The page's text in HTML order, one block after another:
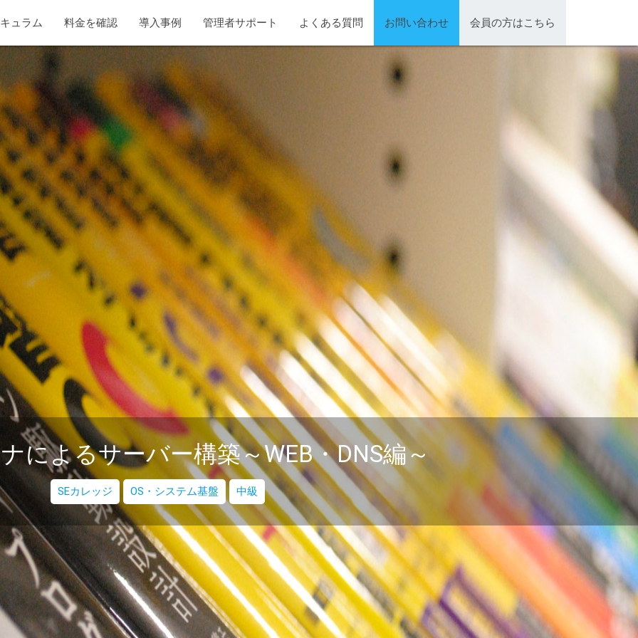
ュラム 料金を確認 導入事例 管理者サポート よくある質問 お問い合わせ 会員の方はこちら
によるサーバー構築～WEB・DNS編～
SEカレッジ OS・システム基盤 中級